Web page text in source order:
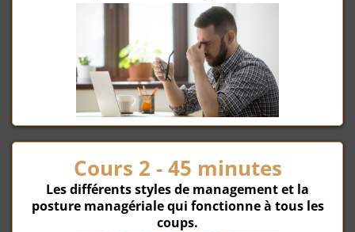
Cours 2 - 45 minutes
Les différents styles de management et la
posture managériale qui fonctionne à tous les
coups.